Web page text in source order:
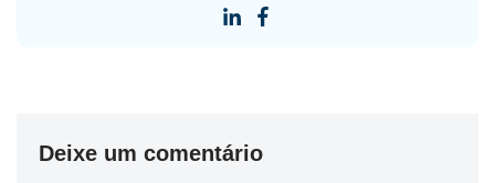
Deixe um comentário